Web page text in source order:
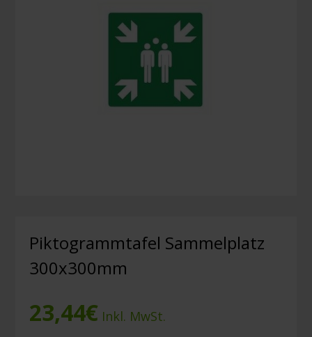
Piktogrammtafel Sammelplatz
300x300mm
23,44€ Inkl. MwSt.